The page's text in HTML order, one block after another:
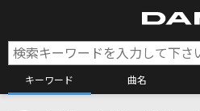
キーワード 曲名